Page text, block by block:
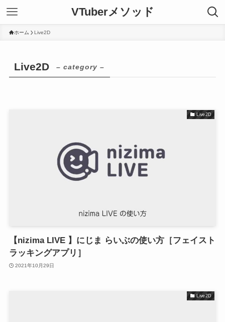
VTuberメソッド
ホーム Live2D
Live2D – category –
Live2D
【nizima LIVE 】にじま らいぶの使い方［フェイスト
ラッキングアプリ］
2021年10月29日
Live2D